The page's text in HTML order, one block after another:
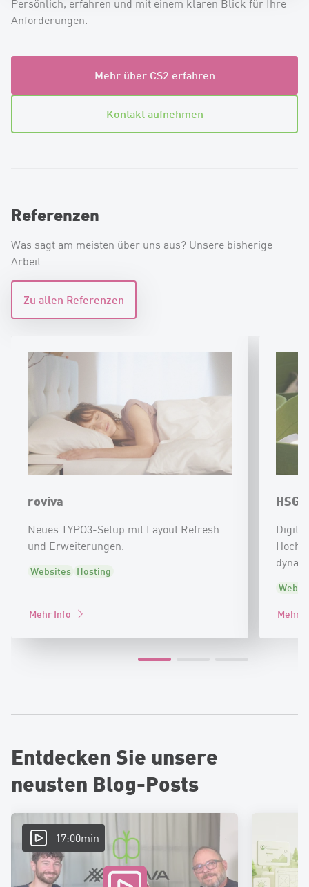
Persönlich, erfahren und mit einem klaren Blick für Ihre
Anforderungen.
Mehr über CS2 erfahren
Kontakt aufnehmen
Referenzen
Was sagt am meisten über uns aus? Unsere bisherige
Arbeit.
Zu allen Referenzen
roviva
Neues TYPO3-Setup mit Layout Refresh
und Erweiterungen.
Websites Hosting
Mehr Info
HSG
Mehr
Entdecken Sie unsere
neusten Blog-Posts
17:00min